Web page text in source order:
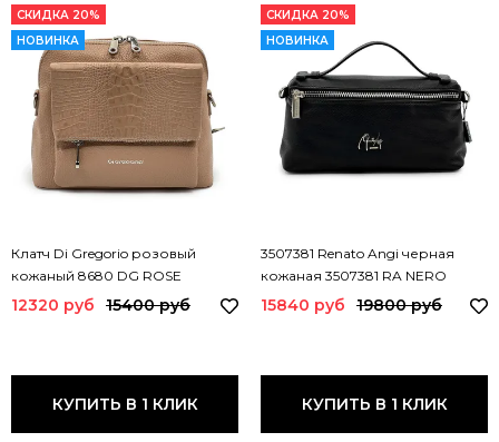
СКИДКА 20%
НОВИНКА
Клатч Di Gregorio розовый
кожаный 8680 DG ROSE
12320 руб 15400 руб
КУПИТЬ В 1 КЛИК
СКИДКА 20%
НОВИНКА
3507381 Renato Angi черная
кожаная 3507381 RA NERO
15840 руб 19800 руб
КУПИТЬ В 1 КЛИК